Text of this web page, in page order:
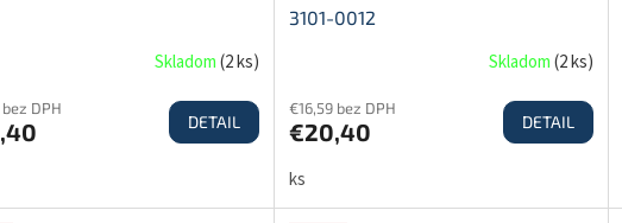
Skladom(2 ks)
DPH
DETAIL
3101-0012
Skladom(2 ks)
€16,59 bez DPH
€20,40 DETAIL
ks